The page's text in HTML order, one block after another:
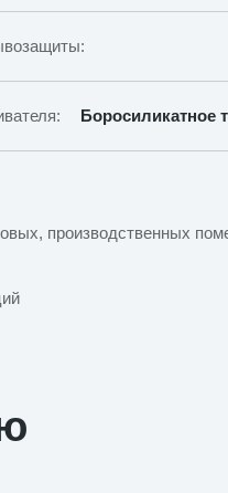
Боросиликатное
производственных